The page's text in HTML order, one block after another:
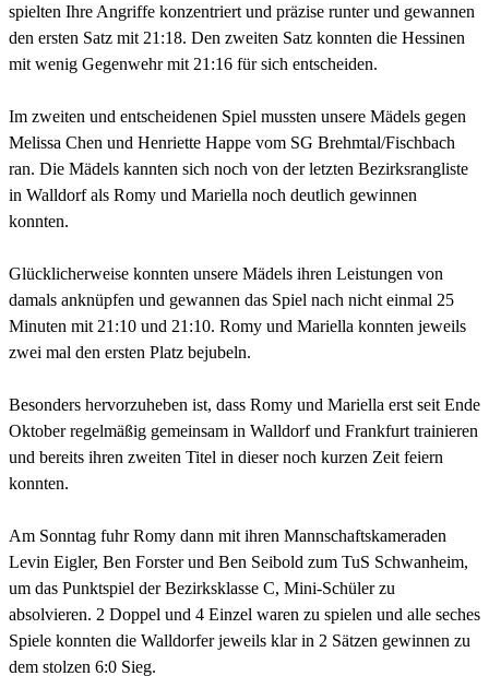
spielten Ihre Angriffe konzentriert und präzise runter und gewannen
den ersten Satz mit 21:18. Den zweiten Satz konnten die Hessinen
mit wenig Gegenwehr mit 21:16 für sich entscheiden.
Im zweiten und entscheidenen Spiel mussten unsere Mädels gegen
Melissa Chen und Henriette Happe vom SG Brehmtal/Fischbach
ran. Die Mädels kannten sich noch von der letzten Bezirksrangliste
in Walldorf als Romy und Mariella noch deutlich gewinnen
konnten.
Glücklicherweise konnten unsere Mädels ihren Leistungen von
damals anknüpfen und gewannen das Spiel nach nicht einmal 25
Minuten mit 21:10 und 21:10. Romy und Mariella konnten jeweils
zwei mal den ersten Platz bejubeln.
Besonders hervorzuheben ist, dass Romy und Mariella erst seit Ende
Oktober regelmäßig gemeinsam in Walldorf und Frankfurt trainieren
und bereits ihren zweiten Titel in dieser noch kurzen Zeit feiern
konnten.
Am Sonntag fuhr Romy dann mit ihren Mannschaftskameraden
Levin Eigler, Ben Forster und Ben Seibold zum TuS Schwanheim,
um das Punktspiel der Bezirksklasse C, Mini-Schüler zu
absolvieren. 2 Doppel und 4 Einzel waren zu spielen und alle seches
Spiele konnten die Walldorfer jeweils klar in 2 Sätzen gewinnen zu
dem stolzen 6:0 Sieg.